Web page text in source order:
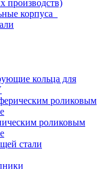
производств)
корпуса
кольца для
роликовым
роликовым
стали